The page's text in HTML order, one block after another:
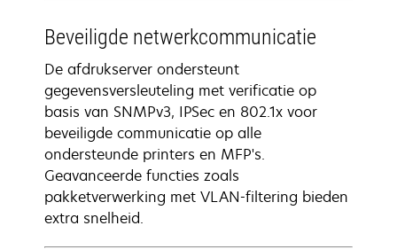
Beveiligde netwerkcommunicatie
De afdrukserver ondersteunt
gegevensversleuteling met verificatie op
basis van SNMPv3, IPSec en 802.1x voor
beveiligde communicatie op alle
ondersteunde printers en MFP's.
Geavanceerde functies zoals
pakketverwerking met VLAN-filtering bieden
extra snelheid.